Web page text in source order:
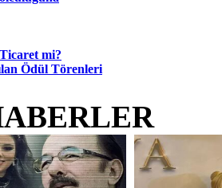
mi?
Ödül Törenleri